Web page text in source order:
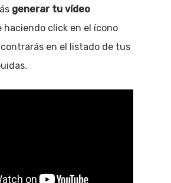
generar tu vídeo
haciendo click en el ícono
en el listado de tus